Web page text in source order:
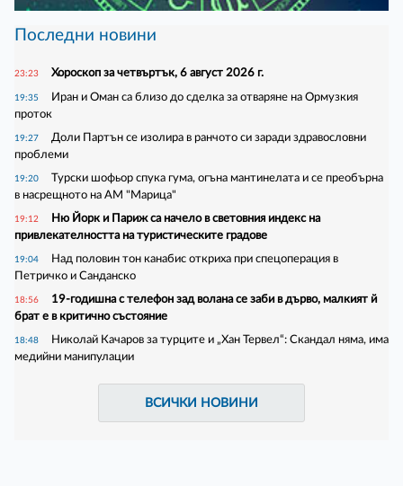
Последни новини
23:23 Хороскоп за четвъртък, 6 август 2026 г.
19:35
Иран и Оман са близо до сделка за отваряне на Ормузкия
проток
19:27
Доли Партън се изолира в ранчото си заради здравословни
проблеми
19:20
Турски шофьор спука гума, огъна мантинелата и се преобърна
в насрещното на АМ "Марица"
19:12
Ню Йорк и Париж са начело в световния индекс на
привлекателността на туристическите градове
19:04
Над половин тон канабис откриха при спецоперация в
Петричко и Санданско
18:56
19-годишна с телефон зад волана се заби в дърво, малкият й
брат е в критично състояние
18:48
Николай Качаров за турците и „Хан Тервел“: Скандал няма, има
медийни манипулации
ВСИЧКИ НОВИНИ